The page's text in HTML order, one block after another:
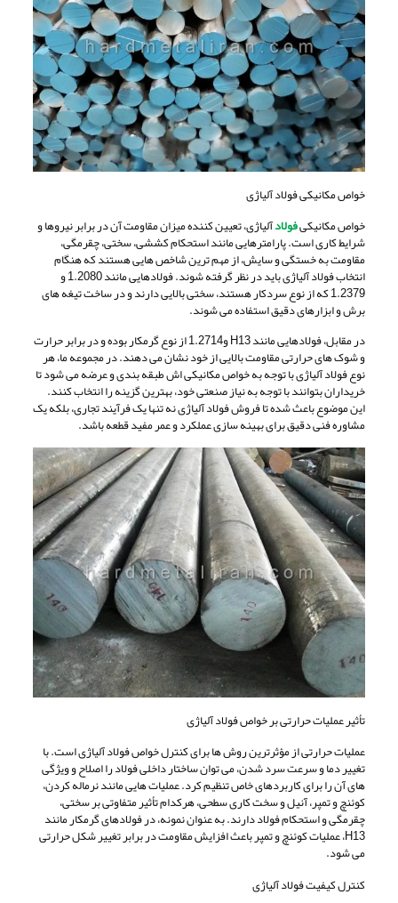
خواص مکانیکی فولاد آلیاژی
خواص مکانیکیفولادآلیاژی، تعیین کننده میزان مقاومت آن در برابر نیروها و
شرایط کاری است. پارامترهایی مانند استحکام کششی، سختی، چقرمگی،
مقاومت به خستگی و سایش، از مهم ترین شاخص هایی هستند که هنگام
انتخاب فولاد آلیاژی باید در نظر گرفته شوند. فولادهایی مانند 1.2080 و
1.2379 که از نوع سردکار هستند، سختی بالایی دارند و در ساخت تیغه های
برش و ابزارهای دقیق استفاده می شوند.
در مقابل، فولادهایی مانند H13 و1.2714 از نوع گرمکار بوده و در برابر حرارت
و شوک های حرارتی مقاومت بالایی از خود نشان می دهند. در مجموعه ما، هر
نوع فولاد آلیاژی با توجه به خواص مکانیکی اش طبقه بندی و عرضه می شود تا
خریداران بتوانند با توجه به نیاز صنعتی خود، بهترین گزینه را انتخاب کنند.
این موضوع باعث شده تا فروش فولاد آلیاژی نه تنها یک فرآیند تجاری، بلکه یک
مشاوره فنی دقیق برای بهینه سازی عملکرد و عمر مفید قطعه باشد.
تأثیر عملیات حرارتی بر خواص فولاد آلیاژی
عملیات حرارتی از مؤثرترین روش ها برای کنترل خواص فولاد آلیاژی است. با
تغییر دما و سرعت سرد شدن، می توان ساختار داخلی فولاد را اصلاح و ویژگی
های آن را برای کاربردهای خاص تنظیم کرد. عملیات هایی مانند نرماله کردن،
کوئنچ و تمپر، آنیل و سخت کاری سطحی، هرکدام تأثیر متفاوتی بر سختی،
چقرمگی و استحکام فولاد دارند. به عنوان نمونه، در فولادهای گرمکار مانند
H13، عملیات کوئنچ و تمپر باعث افزایش مقاومت در برابر تغییر شکل حرارتی
می شود.
کنترل کیفیت فولاد آلیاژی